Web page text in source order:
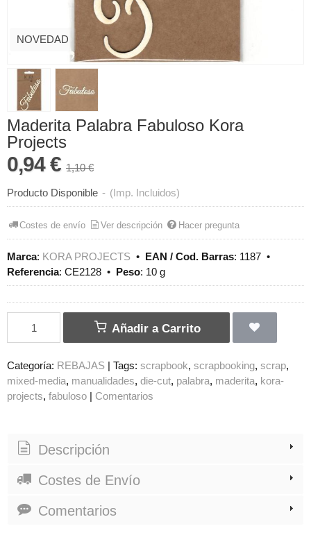
NOVEDAD
Maderita Palabra Fabuloso Kora
Projects
0,94 € 1,10 €
Producto Disponible - (Imp. Incluidos)
Costes de envío Ver descripción Hacer pregunta
Marca: KORA PROJECTS • EAN / Cod. Barras: 1187 •
Referencia: CE2128 • Peso: 10 g
Añadir a Carrito
Categoría: REBAJAS | Tags: scrapbook scrapbooking scrap
mixed-media manualidades die-cut palabra maderita kora-
projects fabuloso | Comentarios
Descripción
Costes de Envío
Comentarios